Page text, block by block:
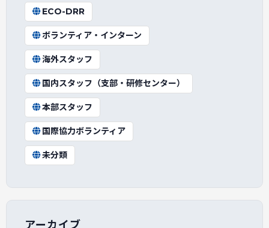
ECO-DRR
ボランティア・インターン
海外スタッフ
国内スタッフ（支部・研修センター）
本部スタッフ
国際協力ボランティア
未分類
アーカイブ